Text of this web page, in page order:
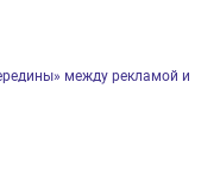
между рекламой и